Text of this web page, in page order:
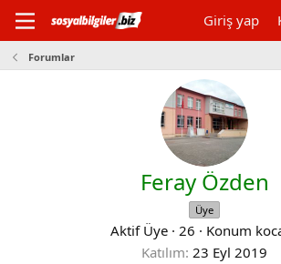
Giriş yap
Forumlar
Feray Özden
Üye
Aktif Üye · 26 · Konum
Katılım 23 Eyl 2019